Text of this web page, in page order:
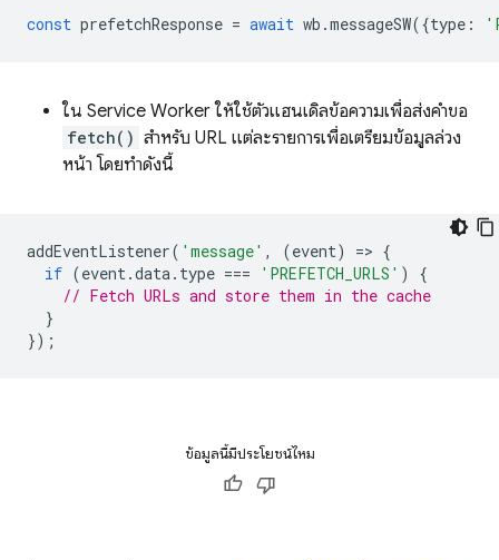
const prefetchResponse = await wb .messageSW({type :
ใน Service Worker ให้ใช้ตัวแฮนเดิลข้อความเพื่อส่งคําขอ
fetch() สําหรับ URL แต่ละรายการเพื่อเตรียมข้อมูลล่วง
หน้า โดยทําดังนี้
addEventListener( 'message' , (event) => {
if (event.data. type === 'PREFETCH_URLS' )
{
// Fetch URLs and store them in the cache
}
});
ข้อมูลนี้มีประโยชน์ไหม